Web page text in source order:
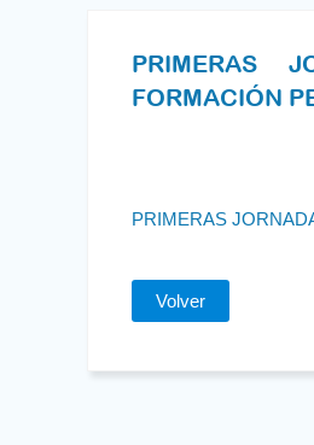
PRIMERAS
FORMACIÓN
PRIMERAS
Volver